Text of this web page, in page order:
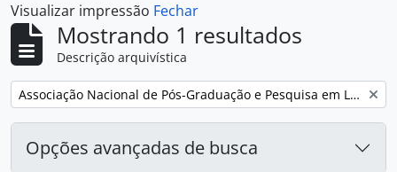
Visualizar impressão Fechar
Mostrando 1 resultados
Descrição arquivística
Remover filtro: Associação Nacional de Pós-Graduação e Pesquisa em Letras e Linguística
Opções avançadas de busca